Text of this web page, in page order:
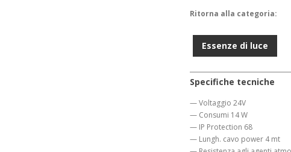
Ritorna alla categoria:
Essenze di luce
Specifiche tecniche
— Voltaggio 24V
— Consumi 14 W
— IP Protection 68
— Lungh. cavo power 4 mt